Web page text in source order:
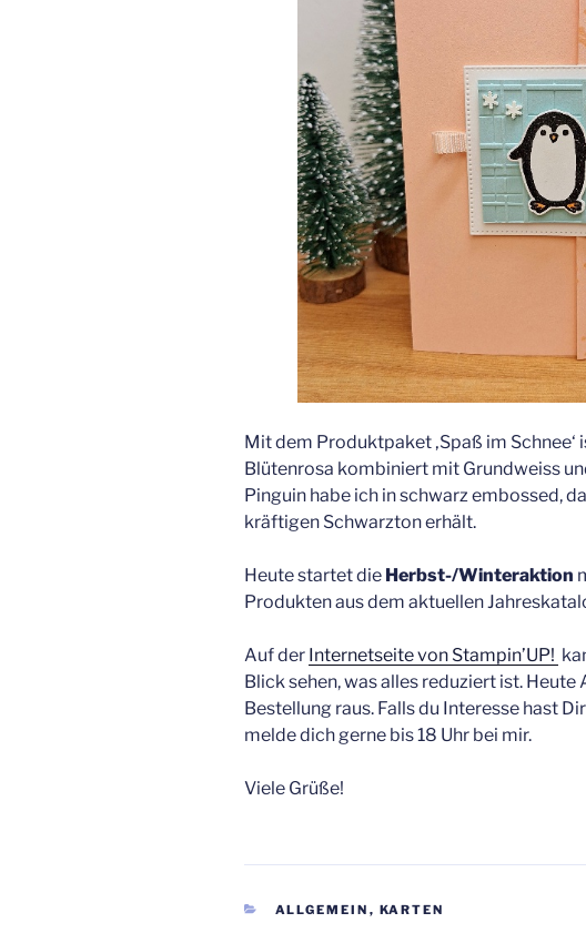
Mit dem Produktpaket ‚Spaß im Schnee‘
Blütenrosa kombiniert mit Grundweiss
Pinguin habe ich in schwarz embossed,
kräftigen Schwarzton erhält.
Heute startet die Herbst-/Winteraktion
Produkten aus dem aktuellen
Auf der Internetseite von Stampin’UP!
Blick sehen, was alles reduziert ist. Heute
Bestellung raus. Falls du Interesse hast
melde dich gerne bis 18 Uhr bei mir.
Viele Grüße!
KATEGORIEN
ALLGEMEIN , KARTEN